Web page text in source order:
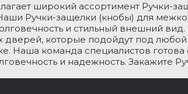
широкий ассортимент Ручки-
Ручки-защелки (кнобы) для
и стильный внешний
дверей, которые подойдут под
Наша команда специалистов
и надежность.